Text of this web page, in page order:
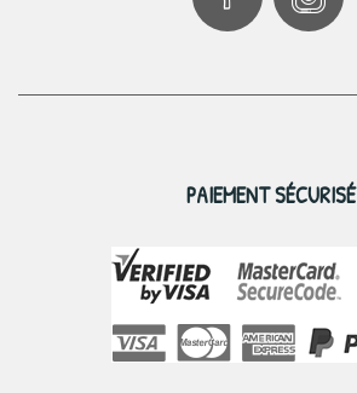
PAIEMENT SÉCURISÉ